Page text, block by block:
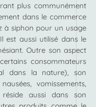
plus communément
dans le commerce
à siphon pour un usage
est aussi utilisé dans le
Outre son aspect
consommateurs
dans la nature), son
vomissements,
aussi dans son